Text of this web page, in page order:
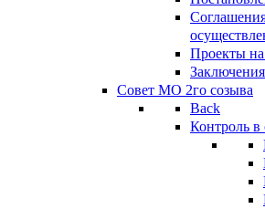
Проекты
Совет МО 2го созыва
Back
Контроль в